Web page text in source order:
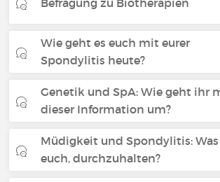
Wie geht es euch mit eurer
Spondylitis heute?
Genetik und SpA: Wie geht ihr
dieser Information um?
Müdigkeit und Spondylitis:
euch, durchzuhalten?